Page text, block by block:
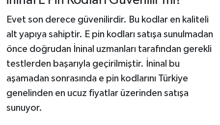
Evet son derece güvenilirdir. Bu kodlar en kaliteli
alt yapıya sahiptir. E pin kodları satışa sunulmadan
önce doğrudan İninal uzmanları tarafından gerekli
testlerden başarıyla geçirilmiştir. İninal bu
aşamadan sonrasında e pin kodlarını Türkiye
genelinden en ucuz fiyatlar üzerinden satışa
sunuyor.